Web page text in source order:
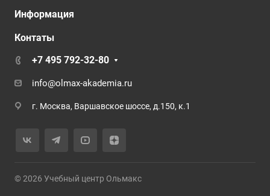
Информация
Контаты
+7 495 792-32-80
info@olmax-akademia.ru
г. Москва, Варшавское шоссе, д.150, к.1
© 2026 Учебный центр Ольмакс